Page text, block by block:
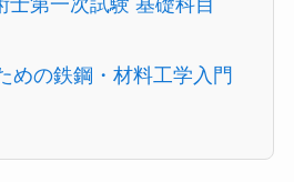
士第一次試験 基礎科目
めの鉄鋼・材料工学入門